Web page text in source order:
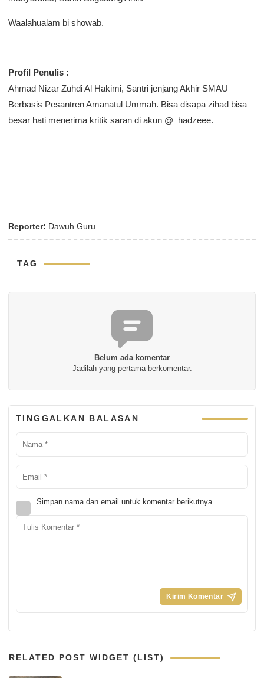
Waalahualam bi showab.
Profil Penulis :
Ahmad Nizar Zuhdi Al Hakimi, Santri jenjang Akhir SMAU
Berbasis Pesantren Amanatul Ummah. Bisa disapa zihad bisa
besar hati menerima kritik saran di akun @_hadzeee.
Reporter: Dawuh Guru
TAG
Belum ada komentar
Jadilah yang pertama berkomentar.
TINGGALKAN BALASAN
Simpan nama dan email untuk komentar berikutnya.
RELATED POST WIDGET (LIST)